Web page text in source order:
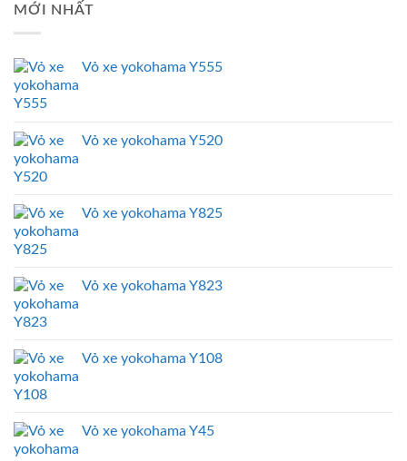
MỚI NHẤT
Vỏ xe yokohama Y555
Vỏ xe yokohama Y520
Vỏ xe yokohama Y825
Vỏ xe yokohama Y823
Vỏ xe yokohama Y108
Vỏ xe yokohama Y45